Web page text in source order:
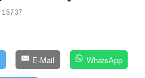
15737
E-Mail WhatsApp